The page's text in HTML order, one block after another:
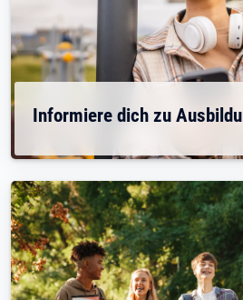
Informiere dich zu